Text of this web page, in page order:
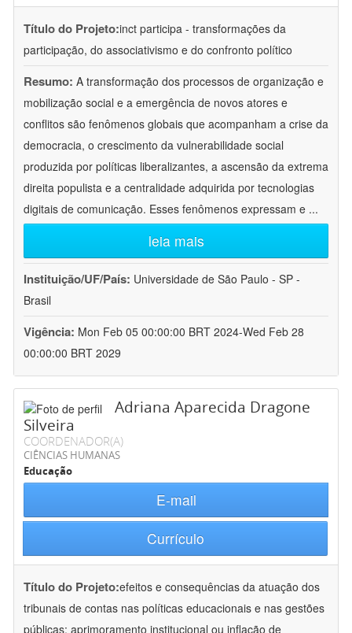
Título do Projeto:inct participa - transformações da
participação, do associativismo e do confronto político
Resumo: A transformação dos processos de organização e
mobilização social e a emergência de novos atores e
conflitos são fenômenos globais que acompanham a crise da
democracia, o crescimento da vulnerabilidade social
produzida por políticas liberalizantes, a ascensão da extrema
direita populista e a centralidade adquirida por tecnologias
digitais de comunicação. Esses fenômenos expressam e ...
leia mais
Instituição/UF/País: Universidade de São Paulo - SP -
Brasil
Vigência: Mon Feb 05 00:00:00 BRT 2024-Wed Feb 28
00:00:00 BRT 2029
Adriana Aparecida Dragone
Silveira
COORDENADOR(A)
CIÊNCIAS HUMANAS
Educação
E-mail
Currículo
Título do Projeto:efeitos e consequências da atuação dos
tribunais de contas nas políticas educacionais e nas gestões
públicas: aprimoramento institucional ou inflação de